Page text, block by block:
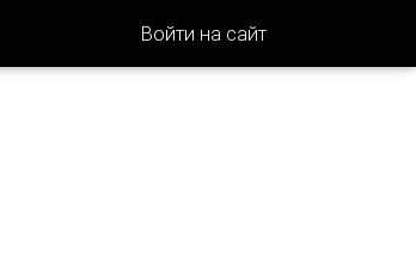
Войти на сайт